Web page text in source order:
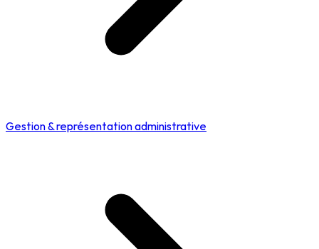
Gestion & représentation administrative